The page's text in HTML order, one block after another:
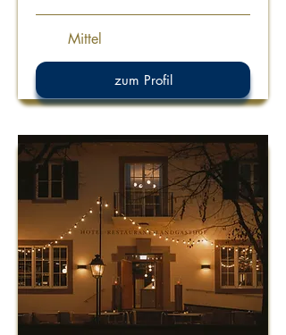
Mittel
zum Profil